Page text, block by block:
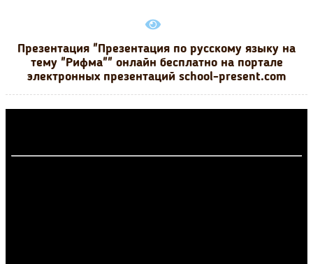
Презентация "Презентация по русскому языку на
тему "Рифма"" онлайн бесплатно на портале
электронных презентаций school-present.com